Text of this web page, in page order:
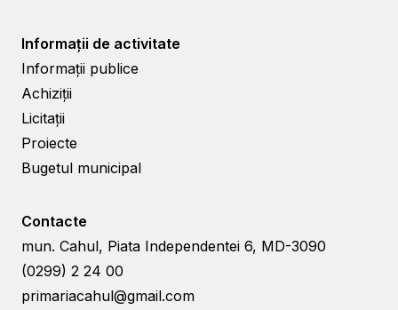
Informații de activitate
Informații publice
Achiziții
Licitații
Proiecte
Bugetul municipal
Contacte
mun. Cahul, Piata Independentei 6, MD-3090
(0299) 2 24 00
primariacahul@gmail.com